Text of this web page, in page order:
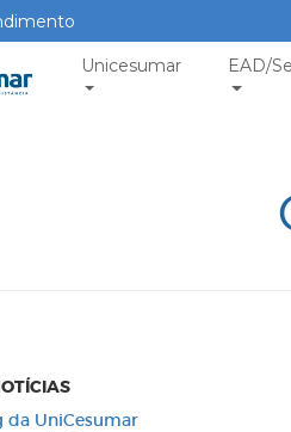
Unicesumar EAD/
da UniCesumar